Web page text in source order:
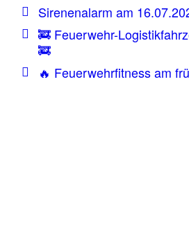
Sirenenalarm am
🚒 Feuerwehr-
🚒
🔥 Feuerwehrfitness am